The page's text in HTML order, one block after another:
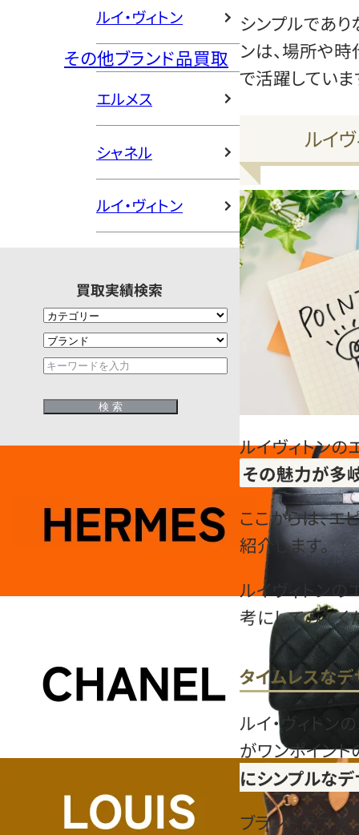
ルイ・ヴィトン
その他ブランド品買取
エルメス
シャネル
ルイ・ヴィトン
買取実績検索
シンプルであ
ンは、場所や時
で活躍していま
ルイ
ルイヴィトン
その魅力が多
ここからは、エ
紹介します。
ルイヴィトン
考にしてみてく
タイムレスな
ルイ・ヴィトン
がワンポイント
にシンプルな
ブランド品で